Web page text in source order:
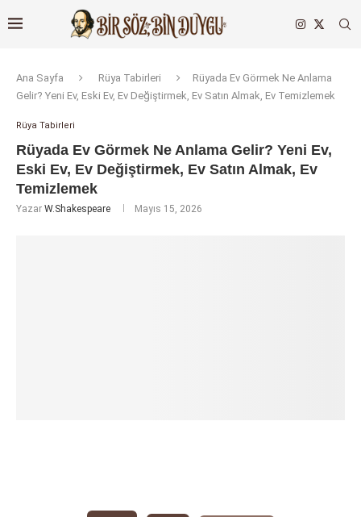
Ana Sayfa Rüya Tabirleri
Rüyada Ev Görmek Ne Anlama
Gelir? Yeni Ev, Eski Ev, Ev Değiştirmek, Ev Satın Almak, Ev Temizlemek
Rüya Tabirleri
Rüyada Ev Görmek Ne Anlama Gelir? Yeni Ev,
Eski Ev, Ev Değiştirmek, Ev Satın Almak, Ev
Temizlemek
Yazar W.Shakespeare Mayıs 15, 2026